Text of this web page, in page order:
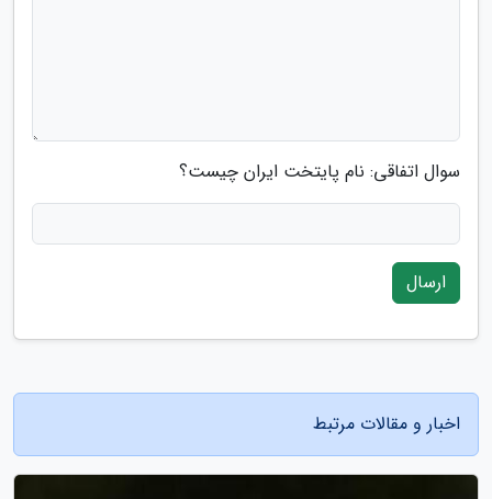
سوال اتفاقی: نام پایتخت ایران چیست؟
ارسال
اخبار و مقالات مرتبط